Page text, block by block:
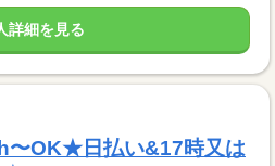
詳細を見る
OK★日払い&17時又は